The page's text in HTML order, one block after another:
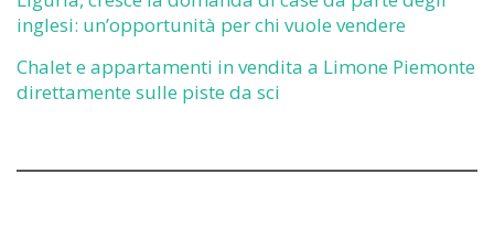
inglesi: un’opportunità per chi vuole vendere
Chalet e appartamenti in vendita a Limone Piemonte
direttamente sulle piste da sci